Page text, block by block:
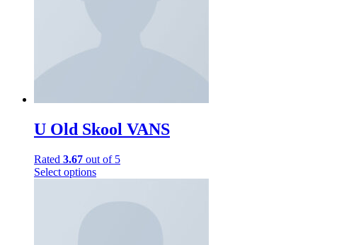
U Old Skool VANS
Rated 3.67 out of 5
Select options